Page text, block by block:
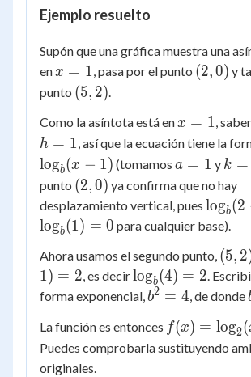
Ejemplo resuelto
Supón que una gráfica muestra una
en x
=
x = 1, pasa por el punto (2,
(2,0) y
punto (5,
(5, 2).
Como la asíntota está en x
=
1
x = 1,
h = 1, así que la ecuación tiene la
logb(x − 1) (tomamos a
=
1
a = 1 y k
=
0
k =
punto (2,0)
(2,0) ya confirma que no hay
desplazamiento vertical, pues
1) =
= 0
logb(2
logb(1) = 0 para cualquier base).
Ahora usamos el segundo punto, (5,
2)
(5, 2
1) = 2, es decir\log_b(4)
= 2
logb(4) = 2.
forma exponencial,b^2
b2 = 4, de donde
La función es entonces f(x) =
\log_2(x
f(x) = log2(
Puedes comprobarla sustituyendo
originales.